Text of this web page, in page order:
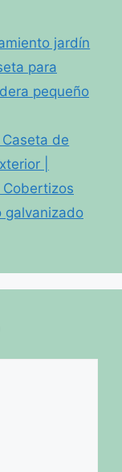
jardín
para
pequeño
de
|
galvanizado